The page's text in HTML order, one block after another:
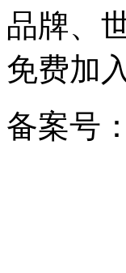
品牌、
免费加
备案号：